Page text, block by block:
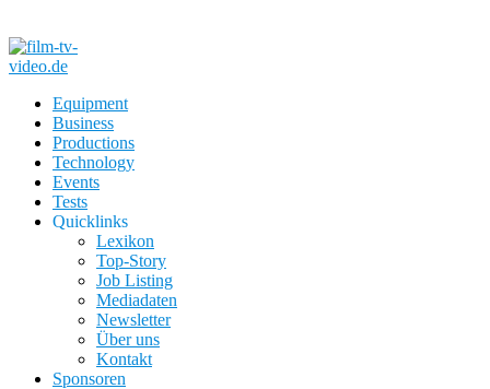
Equipment
Business
Productions
Technology
Events
Tests
Quicklinks
Lexikon
Top-Story
Job Listing
Mediadaten
Newsletter
Über uns
Kontakt
Sponsoren